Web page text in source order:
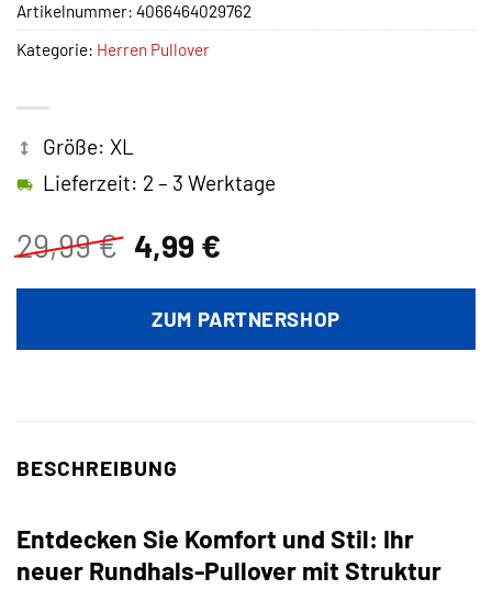
29,99€ Ursprünglicher
war:
29,99 €
4,99 €Aktueller
ist:
4,99 €.
Größe: XL
Lieferzeit: 2 – 3 Werktage
ZUM PARTNERSHOP
Artikelnummer: 4066464029762
Kategorie: Herren Pullover
BESCHREIBUNG
Entdecken Sie Komfort und Stil: Ihr
neuer Rundhals-Pullover mit Struktur